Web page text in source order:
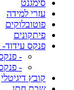
סימגנט
עזרי למידה
פוטובלוקים
פיתקונים
פנקס
-
-
קובץ דיגיטלי